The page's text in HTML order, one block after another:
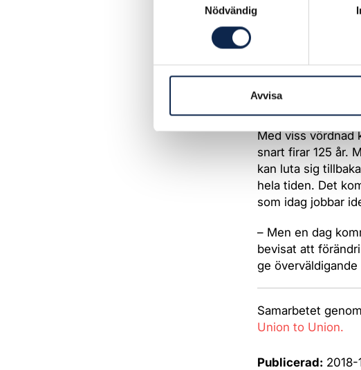
Nödvändig
Avvisa
börjar vi se en
framtiden bara
Med viss vördnad
snart firar 125 år.
kan luta sig
hela tiden. Det
som idag jobbar
– Men en dag
bevisat att
ge
Samarbetet
Union to Union.
Publicerad: